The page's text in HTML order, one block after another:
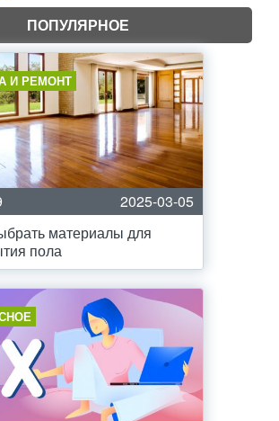
ПОПУЛЯРНОЕ
И РЕМОНТ
2025-03-05
материалы для
пола